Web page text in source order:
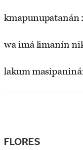
kmapunupatanán
wa imá limanín
lakum
FLORES